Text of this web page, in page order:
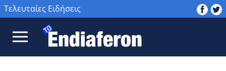
Τελευταίες Ειδήσεις